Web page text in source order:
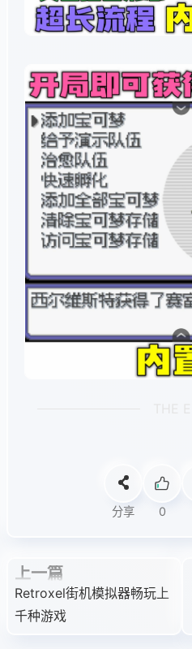
分享 0
上一篇
Retroxel街机模拟器畅玩上
千种游戏